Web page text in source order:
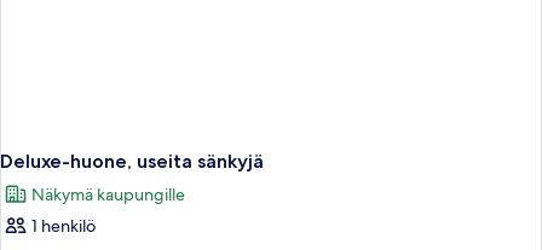
Deluxe-huone, useita sänkyjä
Näkymä kaupungille
1 henkilö